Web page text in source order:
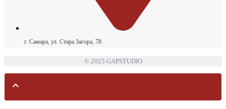
г. Самара, ул. Стара Загора, 78
© 2025 GAPSTUDIO